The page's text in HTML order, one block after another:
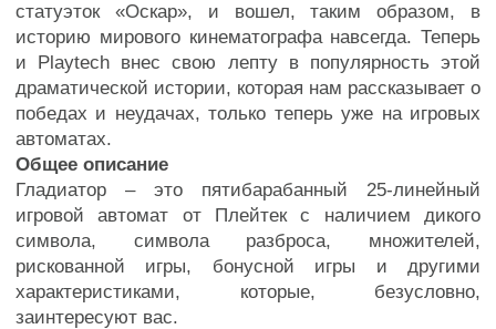
статуэток «Оскар», и вошел, таким образом, в
историю мирового кинематографа навсегда. Теперь
и Playtech внес свою лепту в популярность этой
драматической истории, которая нам рассказывает о
победах и неудачах, только теперь уже на игровых
автоматах.
Общее описание
Гладиатор – это пятибарабанный 25-линейный
игровой автомат от Плейтек с наличием дикого
символа, символа разброса, множителей,
рискованной игры, бонусной игры и другими
характеристиками, которые, безусловно,
заинтересуют вас.